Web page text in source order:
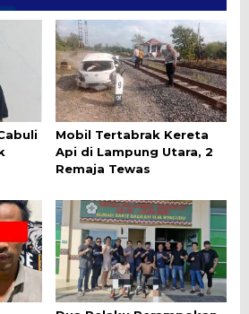
Mobil Tertabrak Kereta
Api di Lampung Utara, 2
Remaja Tewas